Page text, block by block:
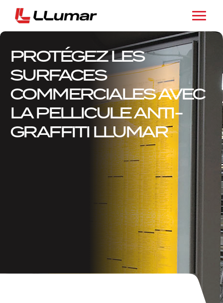
PROTÉGEZ LES
SURFACES
COMMERCIALES AVEC
LA PELLICULE ANTI-
GRAFFITI LLUMAR